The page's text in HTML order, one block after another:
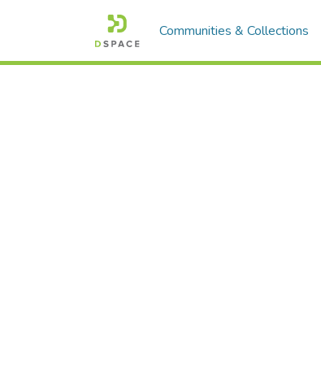
Communities & Collections